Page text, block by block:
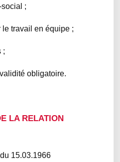
;
le travail en équipe ;
;
obligatoire.
LA RELATION
15.03.1966